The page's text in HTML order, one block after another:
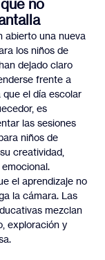
no
abierto una nueva
los niños de
dejado claro
frente a
el día escolar
es
las sesiones
niños de
creatividad,
el aprendizaje no
la cámara. Las
mezclan
exploración y